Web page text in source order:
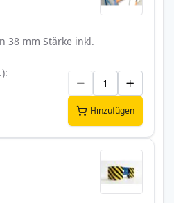
38 mm Stärke inkl.
Hinzufügen